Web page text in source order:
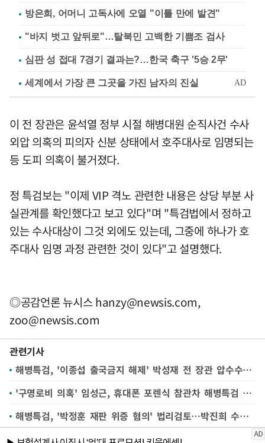
방은희, 어머니 고독사에 오열 "이틀 만에 발견"
"바지 벗고 앞뒤로"…탈북민 고백한 기쁨조 검사
심판 성 접대 7경기 결과는?…한국 축구 '5승 2무'
이 전 장관은 윤석열 정부 시절 해병대원 순직사건 수사
외압 의혹의 피의자 신분 상태에서 호주대사로 임명되는
등 도피 의혹이 불거졌다.
정 특검보는 "이제 VIP 격노 관련한 내용은 상당 부분 사
실관계를 확인했다고 보고 있다"며 "특검법에서 정하고
있는 수사대상이 그것 외에도 있는데, 그중에 하나가 호
주대사 임명 과정 관련한 것이 있다"고 설명했다.
◎공감언론 뉴시스hanzy@newsis.com,
zoo@newsis.com
관련기사
해병특검, '이종섭 출국금지 해제' 박성재 전 장관 압수수색(종합)
'구명로비 의혹' 임성근, 휴대폰 포렌식 참관차 해병특검 출석
해병특검, '박정훈 재판 위증 혐의' 법리검토…박진희 수사 착수